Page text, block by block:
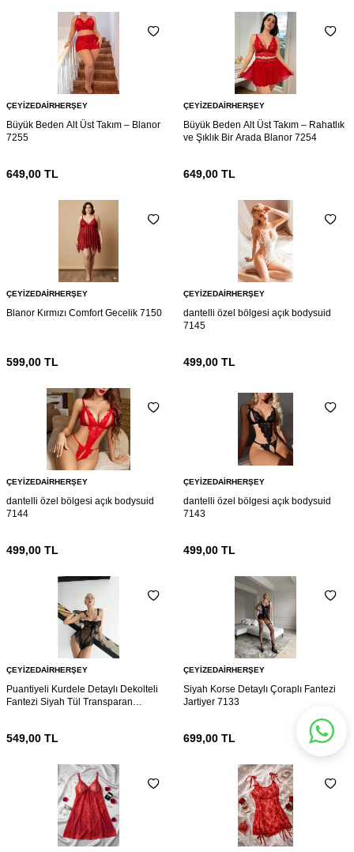
ÇEYIZEDAIRHERŞEY
Büyük Beden Alt Üst Takım – Blanor
7255
649,00 TL
ÇEYIZEDAIRHERŞEY
Büyük Beden Alt Üst Takım – Rahatlık
ve Şıklık Bir Arada Blanor 7254
649,00 TL
ÇEYIZEDAIRHERŞEY
Blanor Kırmızı Comfort Gecelik 7150
599,00 TL
ÇEYIZEDAIRHERŞEY
dantelli özel bölgesi açık bodysuid
7145
499,00 TL
ÇEYIZEDAIRHERŞEY
dantelli özel bölgesi açık bodysuid
7144
499,00 TL
ÇEYIZEDAIRHERŞEY
dantelli özel bölgesi açık bodysuid
7143
499,00 TL
ÇEYIZEDAIRHERŞEY
Puantiyeli Kurdele Detaylı Dekolteli
Fantezi Siyah Tül Transparan
549,00 TL
ÇEYIZEDAIRHERŞEY
Siyah Korse Detaylı Çoraplı Fantezi
Jartiyer 7133
699,00 TL